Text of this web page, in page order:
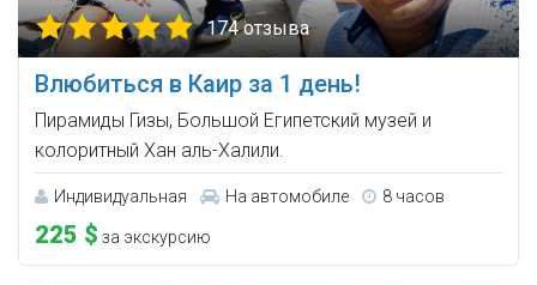
174 отзыва
Влюбиться в Каир за 1 день!
Пирамиды Гизы, Большой Египетский музей и
колоритный Хан аль-Халили.
Индивидуальная На автомобиле 8 часов
225 $ за экскурсию